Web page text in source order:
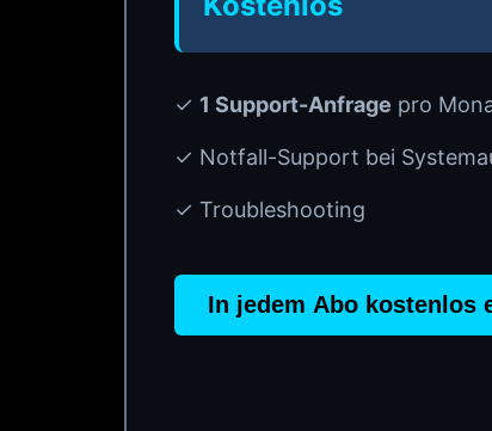
✓ 1 Support-Anfrage pro
✓ Notfall-Support bei
✓ Troubleshooting
In jedem Abo kostenlos